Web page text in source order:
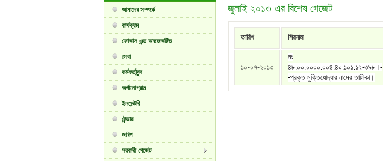
আমাদের সম্পর্কে
কার্যক্রম
ফোকাস এন্ড অবজেকটিভ
সেবা
কর্মকর্তাবৃন্দ
অর্গানোগ্রাম
ইনভেন্টরি
টেন্ডার
জরিপ
সরকারী গেজেট
জুলাই ২০১৩ এর বিশেষ গেজেট
তারিখ শিরনাম
১০-০৭-২০১৩
নং
৪৮.০০.০০০০.০০৪.৪০.১০১.১২-৩৯৮।-
-প্রকৃত মুক্তিযোদ্ধার নামের তালিকা।